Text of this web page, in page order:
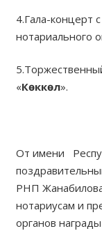
4.Гала-концерт
нотариального
«Көккөл».
От имени
РНП Жанабилова
нотариусам и
органов